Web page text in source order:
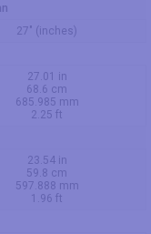
27" (inches)
27.01 in
68.6 cm
685.985 mm
2.25 ft
23.54 in
59.8 cm
597.888 mm
1.96 ft